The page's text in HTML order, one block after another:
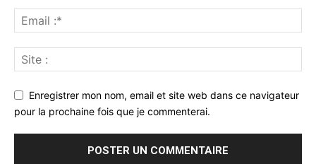
Enregistrer mon nom, email et site web dans ce navigateur
pour la prochaine fois que je commenterai.